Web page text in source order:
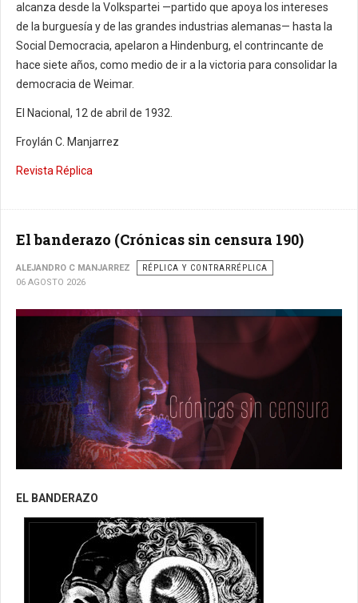
alcanza desde la Volkspartei —partido que apoya los intereses
de la burguesía y de las grandes industrias alemanas— hasta la
Social Democracia, apelaron a Hindenburg, el contrincante de
hace siete años, como medio de ir a la victoria para consolidar la
democracia de Weimar.
El Nacional, 12 de abril de 1932.
Froylán C. Manjarrez
Revista Réplica
El banderazo (Crónicas sin censura 190)
ALEJANDRO C MANJARREZ
RÉPLICA Y CONTRARRÉPLICA
06 AGOSTO 2026
EL BANDERAZO